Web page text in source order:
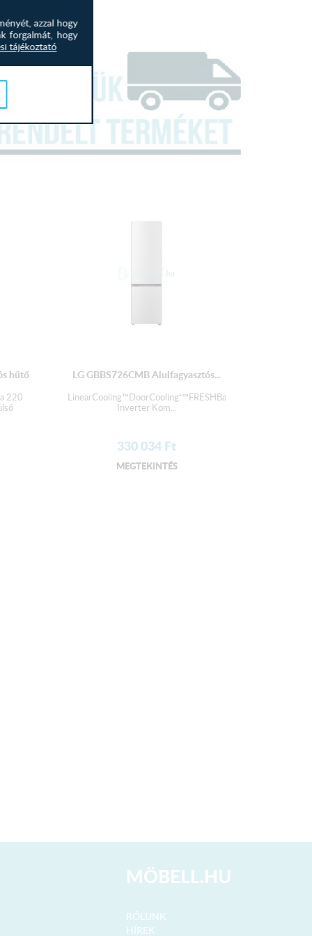
hűtő
220
LG GBBS726CMB Alulfagyasztós...
Inverter Kom...
330 034Ft
MEGTEKINTÉS
MÖBELL.HU
RÓLUNK
HÍREK
azzal hogy
forgalmát, hogy
tájékoztató